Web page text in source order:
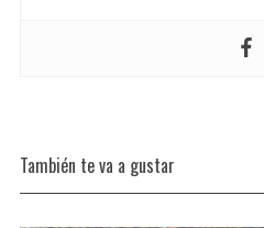
También te va a gustar